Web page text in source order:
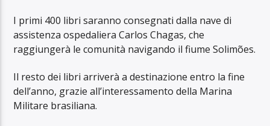
I primi 400 libri saranno consegnati dalla nave di
assistenza ospedaliera Carlos Chagas, che
raggiungerà le comunità navigando il fiume Solimões.
Il resto dei libri arriverà a destinazione entro la fine
dell’anno, grazie all’interessamento della Marina
Militare brasiliana.